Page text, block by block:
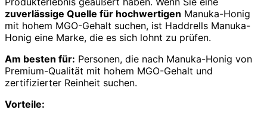
zuverlässige Quelle für hochwertigen Manuka-Honig
mit hohem MGO-Gehalt suchen, ist Haddrells Manuka-
Honig eine Marke, die es sich lohnt zu prüfen.
Am besten für: Personen, die nach Manuka-Honig von
Premium-Qualität mit hohem MGO-Gehalt und
zertifizierter Reinheit suchen.
Vorteile: